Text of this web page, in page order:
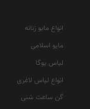
انواع مایو زنانه
مایو اسلامی
لباس یوگا
انواع لباس لاغری
گن ساعت شنی